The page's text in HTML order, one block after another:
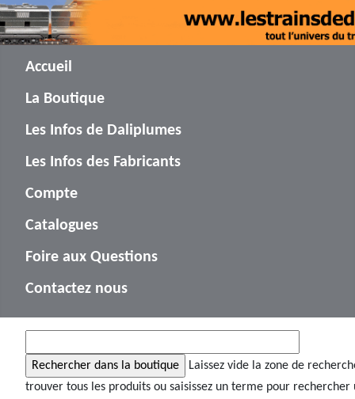
Accueil
La Boutique
Les Infos de Daliplumes
Les Infos des Fabricants
Compte
Catalogues
Foire aux Questions
Contactez nous
Laissez vide la zone de
trouver tous les produits ou saisissez un terme pour rechercher